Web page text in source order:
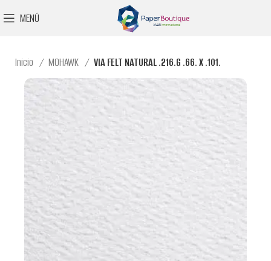
MENÚ
Inicio MOHAWK VIA FELT NATURAL .216.G .66. X .101.